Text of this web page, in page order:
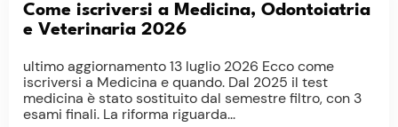
Come iscriversi a Medicina, Odontoiatria
e Veterinaria 2026
ultimo aggiornamento 13 luglio 2026 Ecco come
iscriversi a Medicina e quando. Dal 2025 il test
medicina è stato sostituito dal semestre filtro, con 3
esami finali. La riforma riguarda...